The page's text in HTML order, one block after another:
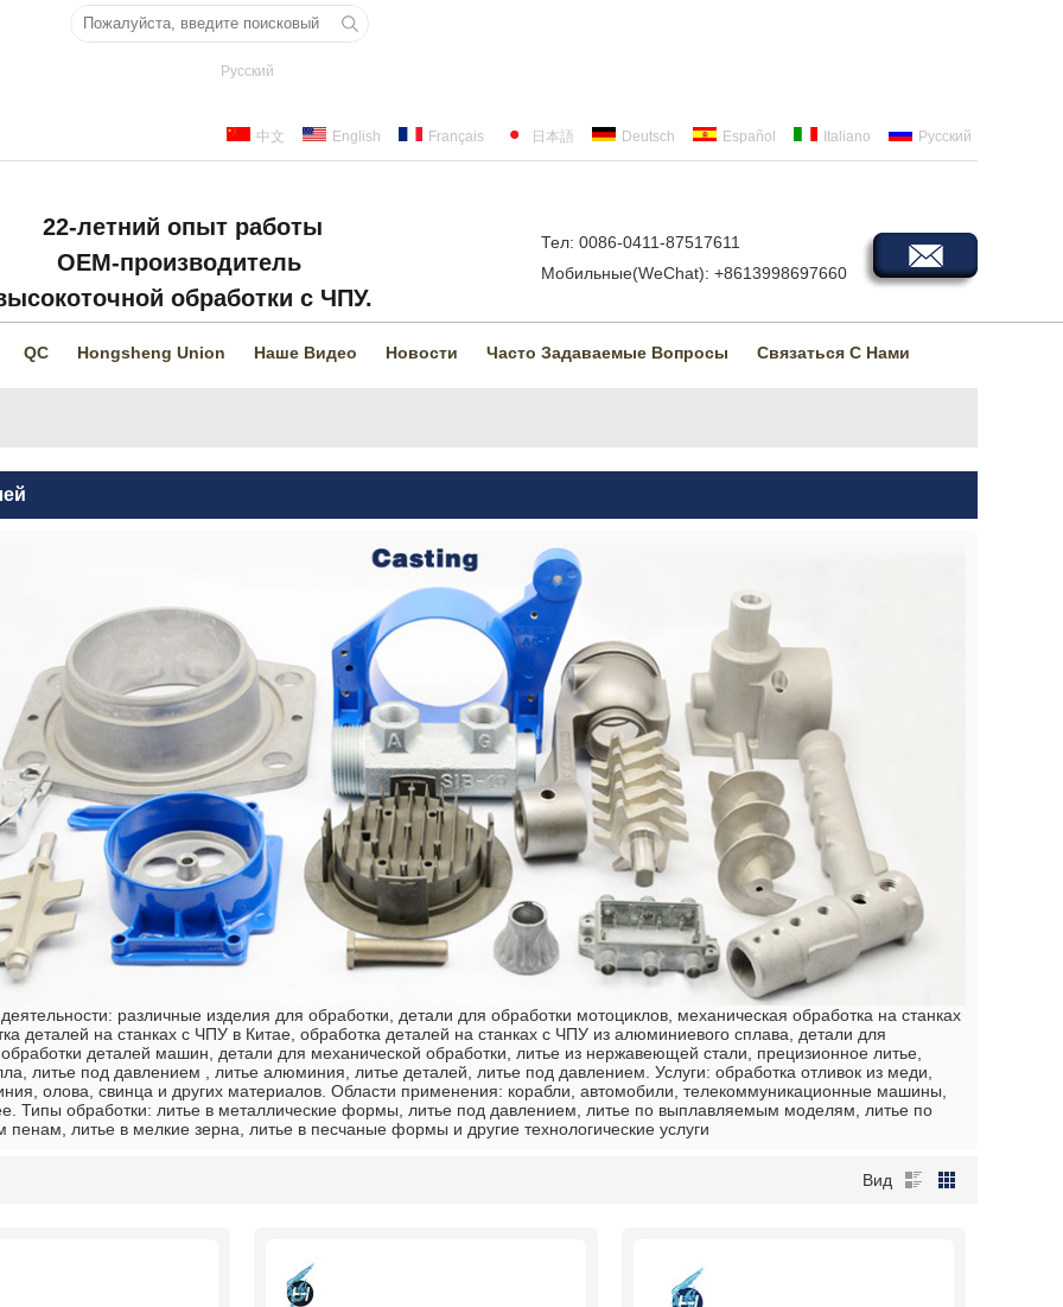
Русский
中文 English Français 日本語 Deutsch Español Italiano Русский
22-летний опыт работы
OEM-производитель
обработки с ЧПУ.
Тел: 0086-0411-87517611
Мобильные(WeChat): +8613998697660
QC Hongsheng Union Наше Видео Новости Часто Задаваемые Вопросы Связаться С Нами
различные изделия для обработки, детали для обработки мотоциклов, механическая обработка на станках
деталей на станках с ЧПУ в Китае, обработка деталей на станках с ЧПУ из алюминиевого сплава, детали для
деталей машин, детали для механической обработки, литье из нержавеющей стали, прецизионное литье,
литье под давлением , литье алюминия, литье деталей, литье под давлением. Услуги: обработка отливок из меди,
олова, свинца и других материалов. Области применения: корабли, автомобили, телекоммуникационные машины,
Типы обработки: литье в металлические формы, литье под давлением, литье по выплавляемым моделям, литье по
литье в мелкие зерна, литье в песчаные формы и другие технологические услуги
Вид